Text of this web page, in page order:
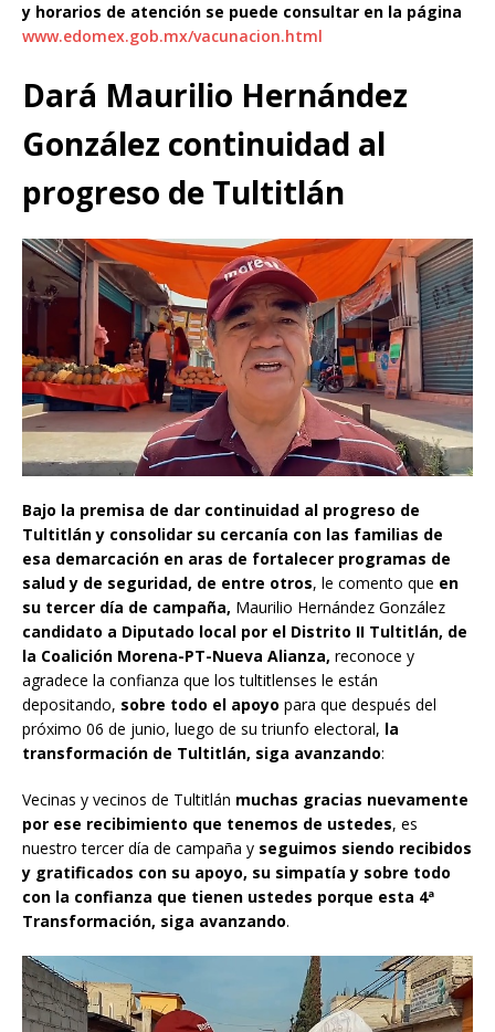
y horarios de atención se puede consultar en la página
www.edomex.gob.mx/vacunacion.html
Dará Maurilio Hernández
González continuidad al
progreso de Tultitlán
Bajo la premisa de dar continuidad al progreso de
Tultitlán y consolidar su cercanía con las familias de
esa demarcación en aras de fortalecer programas de
salud y de seguridad, de entre otros, le comento que en
su tercer día de campaña, Maurilio Hernández González
candidato a Diputado local por el Distrito II Tultitlán, de
la Coalición Morena-PT-Nueva Alianza, reconoce y
agradece la confianza que los tultitlenses le están
depositando, sobre todo el apoyo para que después del
próximo 06 de junio, luego de su triunfo electoral, la
transformación de Tultitlán, siga avanzando:
Vecinas y vecinos de Tultitlán muchas gracias nuevamente
por ese recibimiento que tenemos de ustedes, es
nuestro tercer día de campaña y seguimos siendo recibidos
y gratificados con su apoyo, su simpatía y sobre todo
con la confianza que tienen ustedes porque esta 4ª
Transformación, siga avanzando.